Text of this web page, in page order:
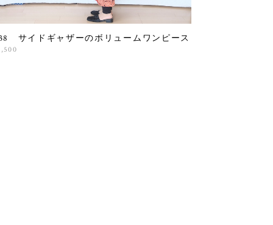
サイドギャザーのボリュームワンピース